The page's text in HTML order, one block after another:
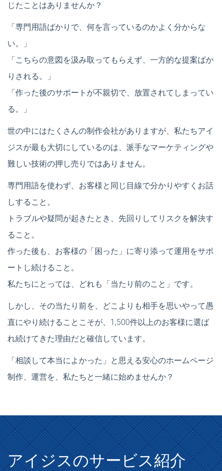
じたことはありませんか？
「専門用語ばかりで、何を言っているのかよく分からな
い。」
「こちらの意図を汲み取ってもらえず、一方的な提案ばか
りされる。」
「作った後のサポートが不親切で、放置されてしまってい
る。」
世の中にはたくさんの制作会社がありますが、私たちアイ
ジスが最も大切にしているのは、派手なマーケティングや
難しい技術の押し売りではありません。
専門用語を使わず、お客様と同じ目線で分かりやすくお話
しすること。
トラブルや疑問が起きたとき、先回りしてリスクを解決す
ること。
作った後も、お客様の「困った」に寄り添って運用をサポ
ートし続けること。
私たちにとっては、どれも「当たり前のこと」です。
しかし、その当たり前を、どこよりも相手を思いやって愚
直にやり続けることこそが、1,500件以上のお客様に選ば
れ続けてきた理由だと確信しています。
「相談して本当によかった」と思える安心のホームページ
制作、運営を、私たちと一緒に始めませんか？
アイジスのサービス紹介